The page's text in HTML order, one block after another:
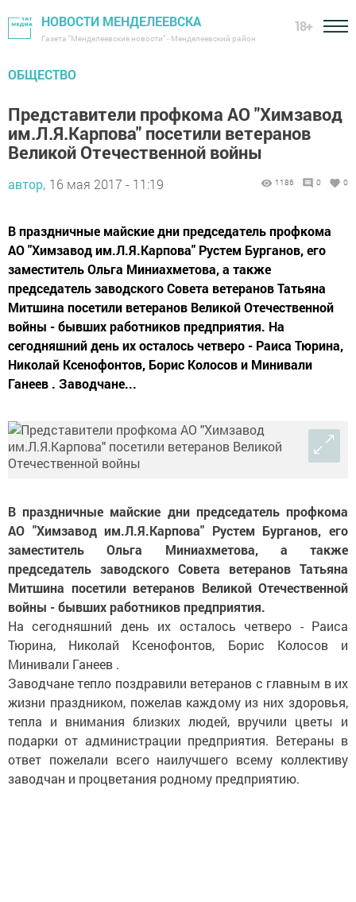
НОВОСТИ МЕНДЕЛЕЕВСКА
Газета "Менделеевские новости" - Менделеевский район
18+
ОБЩЕСТВО
Представители профкома АО "Химзавод
им.Л.Я.Карпова" посетили ветеранов
Великой Отечественной войны
автор, 16 мая 2017 - 11:19 1186 0 0
В праздничные майские дни председатель профкома
АО "Химзавод им.Л.Я.Карпова" Рустем Бурганов, его
заместитель Ольга Миниахметова, а также
председатель заводского Совета ветеранов Татьяна
Митшина посетили ветеранов Великой Отечественной
войны - бывших работников предприятия. На
сегодняшний день их осталось четверо - Раиса Тюрина,
Николай Ксенофонтов, Борис Колосов и Минивали
Ганеев . Заводчане...
В праздничные майские дни председатель профкома
АО "Химзавод им.Л.Я.Карпова" Рустем Бурганов, его
заместитель Ольга Миниахметова, а также
председатель заводского Совета ветеранов Татьяна
Митшина посетили ветеранов Великой Отечественной
войны - бывших работников предприятия.
На сегодняшний день их осталось четверо - Раиса
Тюрина, Николай Ксенофонтов, Борис Колосов и
Минивали Ганеев .
Заводчане тепло поздравили ветеранов с главным в их
жизни праздником, пожелав каждому из них здоровья,
тепла и внимания близких людей, вручили цветы и
подарки от администрации предприятия. Ветераны в
ответ пожелали всего наилучшего всему коллективу
заводчан и процветания родному предприятию.